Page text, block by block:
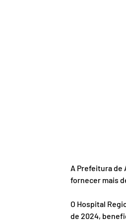
A Prefeitura de
fornecer mais
O Hospital
de 2024,